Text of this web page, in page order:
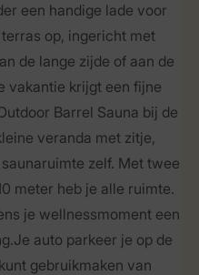
een handige lade voor
op, ingericht met
de lange zijde of aan de
vakantie krijgt een fijne
Barrel Sauna bij de
veranda met zitje,
zelf. Met twee
meter heb je alle ruimte.
je wellnessmoment een
auto parkeer je op de
gebruikmaken van